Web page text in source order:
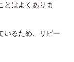
とはよくありま
いるため、リピー